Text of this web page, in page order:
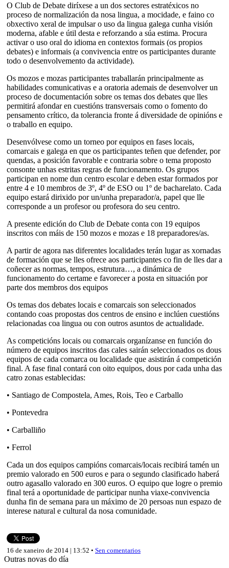
O Club de Debate diríxese a un dos sectores estratéxicos no
proceso de normalización da nosa lingua, a mocidade, e faino co
obxectivo xeral de impulsar o uso da lingua galega cunha visión
moderna, afable e útil desta e reforzando a súa estima. Procura
activar o uso oral do idioma en contextos formais (os propios
debates) e informais (a convivencia entre os participantes durante
todo o desenvolvemento da actividade).
Os mozos e mozas participantes traballarán principalmente as
habilidades comunicativas e a oratoria ademais de desenvolver un
proceso de documentación sobre os temas dos debates que lles
permitirá afondar en cuestións transversais como o fomento do
pensamento crítico, da tolerancia fronte á diversidade de opinións e
o traballo en equipo.
Desenvólvese como un torneo por equipos en fases locais,
comarcais e galega en que os participantes teñen que defender, por
quendas, a posición favorable e contraria sobre o tema proposto
consonte unhas estritas regras de funcionamento. Os grupos
participan en nome dun centro escolar e deben estar formados por
entre 4 e 10 membros de 3º, 4º de ESO ou 1º de bacharelato. Cada
equipo estará dirixido por un/unha preparador/a, papel que lle
corresponde a un profesor ou profesora do seu centro.
A presente edición do Club de Debate conta con 19 equipos
inscritos con máis de 150 mozos e mozas e 18 preparadores/as.
A partir de agora nas diferentes localidades terán lugar as xornadas
de formación que se lles ofrece aos participantes co fin de lles dar a
coñecer as normas, tempos, estrutura…, a dinámica de
funcionamento do certame e favorecer a posta en situación por
parte dos membros dos equipos
Os temas dos debates locais e comarcais son seleccionados
contando coas propostas dos centros de ensino e inclúen cuestións
relacionadas coa lingua ou con outros asuntos de actualidade.
As competicións locais ou comarcais organízanse en función do
número de equipos inscritos das cales sairán seleccionados os dous
equipos de cada comarca ou localidade que asistirán á competición
final. A fase final contará con oito equipos, dous por cada unha das
catro zonas establecidas:
• Santiago de Compostela, Ames, Rois, Teo e Carballo
• Pontevedra
• Carballiño
• Ferrol
Cada un dos equipos campións comarcais/locais recibirá tamén un
premio valorado en 500 euros e para o segundo clasificado haberá
outro agasallo valorado en 300 euros. O equipo que logre o premio
final terá a oportunidade de participar nunha viaxe-convivencia
dunha fin de semana para un máximo de 20 persoas nun espazo de
interese natural e cultural da nosa comunidade.
16 de xaneiro de 2014 | 13:52 • Sen comentarios
Outras novas do día